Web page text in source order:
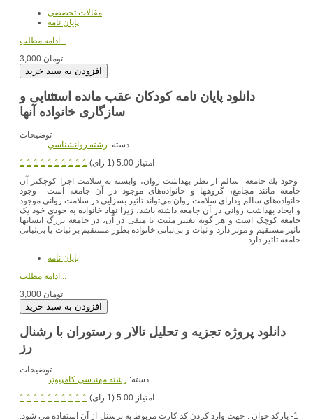
مقالات تخصصي
پایان نامه
3,000 تومان
دانلود پایان نامه کودکان عقب مانده استثنایی و
سازگاری خانواده آنها
توضیحات
دسته: رشته روانشناسي
1 1 1 1 1 1 1 1 1 1
امتیاز 5.00 (1 رای)
وجود يك جامعه سالم از نظر بهداشت روان، وابسته به سلامت اجزا کوچکتر آن
جامعه مانند مجامع، گروهها و خانواده‌های موجود در آن جامعه است وجود
خانواده‌های سالم ودارای سلامت روان مي‌تواند تاثير بسزايي در سلامت روانی موجود
و ايجاد بهداشت روانی در آن جامعه داشته باشد، زيرا نهاد خانواده به خودی خود يک
جامعه کوچک است و هر گونه تغيير مثبت يا منفی در آن، در جامعه بزرگ انسانها
تاثير مستقيم و موثر دارد و ثبات و بی‌ثباتی خانواده بطور مستقيم بر ثبات يا بی‌ثباتی
جامعه تاثير دارد.
پایان نامه
3,000 تومان
دانلود پروژه تجزیه و تحلیل تالار و رستوران با رشنال
رز
توضیحات
دسته: رشته مهندسي کامپيوتر
1 1 1 1 1 1 1 1 1 1
امتیاز 5.00 (1 رای)
1- بارکد خوان : جهت وارد کردن کد کارت مربوط به پرسنل از آن استفاده مي شود.